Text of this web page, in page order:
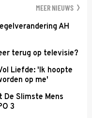
MEER NIEUWS
AH
terug op televisie?
Liefde: 'Ik hoopte
op me'
Slimste Mens
3